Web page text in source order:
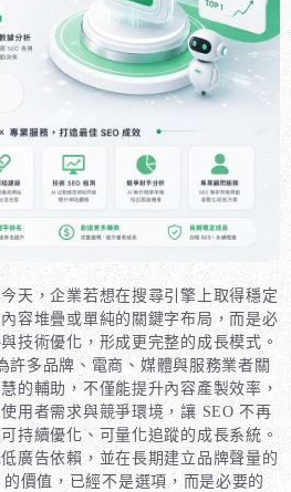
天，企業若想在搜尋引擎上取得穩定
容堆疊或單純的關鍵字布局，而是必
技術優化，形成更完整的成長模式。
許多品牌、電商、媒體與服務業者關
的輔助，不僅能提升內容產製效率，
用者需求與競爭環境，讓 SEO 不再
持續優化、可量化追蹤的成長系統。
廣告依賴，並在長期建立品牌聲量的
的價值，已經不是選項，而是必要的